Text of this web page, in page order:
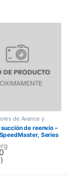
de Avance y
de reenvío –
Series